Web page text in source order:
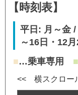
【時刻表】
平日: 月～金
～16日・12
■…乗車専用 ■